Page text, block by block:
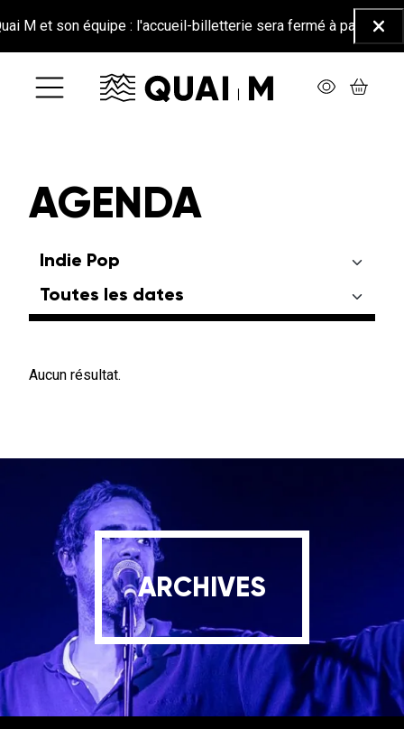
M et son équipe : l'accueil-billetterie sera fermé à partir du
AGENDA
Aucun résultat.
ARCHIVES